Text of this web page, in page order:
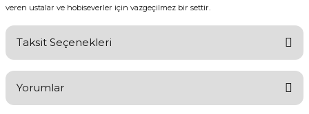
veren ustalar ve hobiseverler için vazgeçilmez bir settir.
Taksit Seçenekleri
Yorumlar